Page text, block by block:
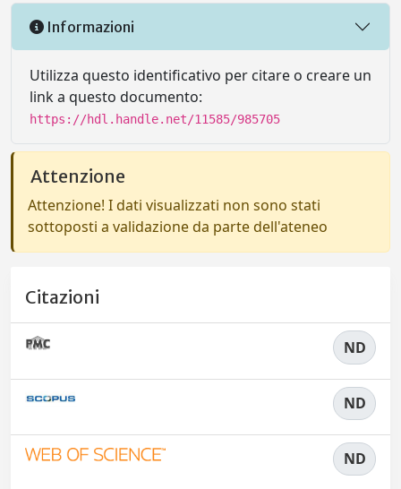
Informazioni
Utilizza questo identificativo per citare o creare un
link a questo documento:
https://hdl.handle.net/11585/985705
Attenzione
Attenzione! I dati visualizzati non sono stati
sottoposti a validazione da parte dell'ateneo
Citazioni
ND
ND
ND